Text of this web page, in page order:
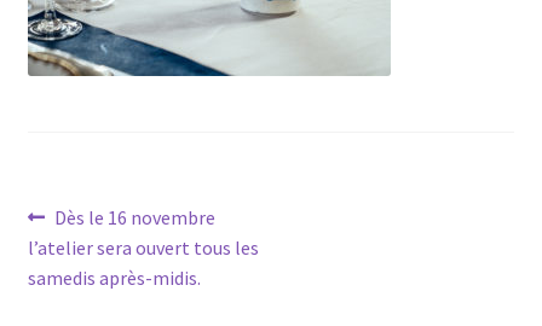
Navigation
de
Article
précédent :
Dès le 16 novembre
l’atelier sera ouvert tous les
samedis après-midis.